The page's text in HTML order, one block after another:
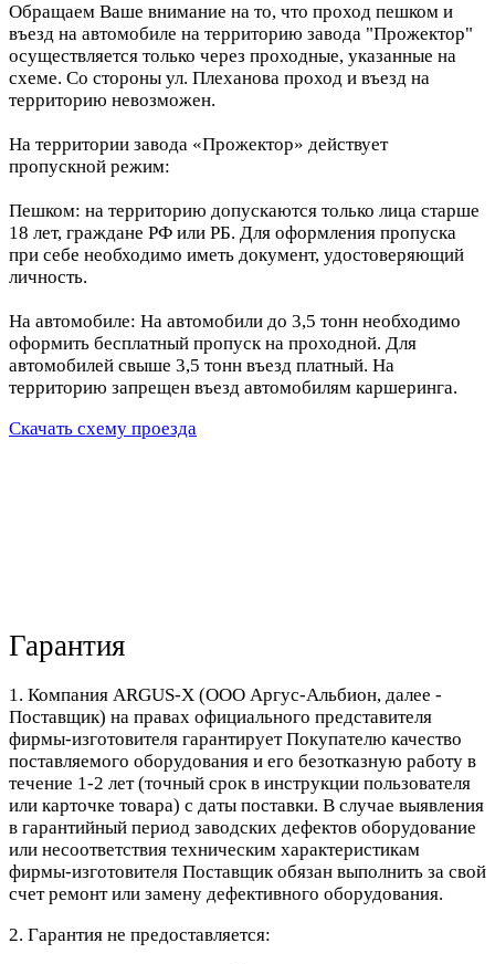
Обращаем Ваше внимание на то, что проход пешком и
въезд на автомобиле на территорию завода "Прожектор"
осуществляется только через проходные, указанные на
схеме. Со стороны ул. Плеханова проход и въезд на
территорию невозможен.
На территории завода «Прожектор» действует
пропускной режим:
Пешком: на территорию допускаются только лица старше
18 лет, граждане РФ или РБ. Для оформления пропуска
при себе необходимо иметь документ, удостоверяющий
личность.
На автомобиле: На автомобили до 3,5 тонн необходимо
оформить бесплатный пропуск на проходной. Для
автомобилей свыше 3,5 тонн въезд платный. На
территорию запрещен въезд автомобилям каршеринга.
Скачать схему проезда
Гарантия
1. Компания ARGUS-X (ООО Аргус-Альбион, далее -
Поставщик) на правах официального представителя
фирмы-изготовителя гарантирует Покупателю качество
поставляемого оборудования и его безотказную работу в
течение 1-2 лет (точный срок в инструкции пользователя
или карточке товара) с даты поставки. В случае выявления
в гарантийный период заводских дефектов оборудование
или несоответствия техническим характеристикам
фирмы-изготовителя Поставщик обязан выполнить за свой
счет ремонт или замену дефективного оборудования.
2. Гарантия не предоставляется: